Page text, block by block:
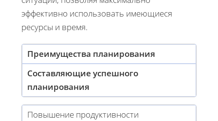
эффективно использовать имеющиеся
ресурсы и время.
Преимущества планирования
Составляющие успешного
планирования
Повышение продуктивности